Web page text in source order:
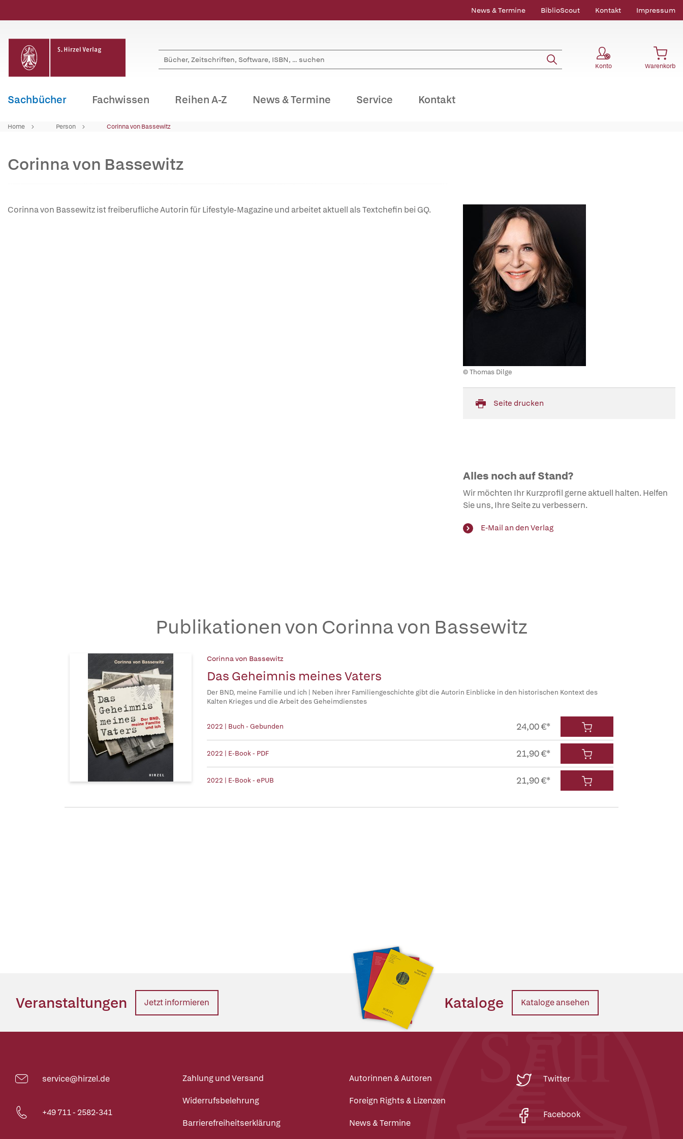
News & Termine BiblioScout Kontakt Impressum
Konto Warenkorb
Sachbücher Fachwissen Reihen A-Z News & Termine Service Kontakt
Home Person Corinna von Bassewitz
Corinna von Bassewitz
Corinna von Bassewitz ist freiberufliche Autorin für Lifestyle-Magazine und arbeitet aktuell als Textchefin bei GQ.
© Thomas Dilge
Seite drucken
Alles noch auf Stand?
Wir möchten Ihr Kurzprofil gerne aktuell halten. Helfen
Sie uns, Ihre Seite zu verbessern.
E-Mail an den Verlag
Publikationen von Corinna von Bassewitz
Corinna von Bassewitz
Das Geheimnis meines Vaters
Der BND, meine Familie und ich | Neben ihrer Familiengeschichte gibt die Autorin Einblicke in den historischen Kontext des
Kalten Krieges und die Arbeit des Geheimdienstes
2022 | Buch - Gebunden 24,00 €*
2022 | E-Book - PDF 21,90 €*
2022 | E-Book - ePUB 21,90 €*
Veranstaltungen Jetzt informieren Kataloge Kataloge ansehen
service@hirzel.de
+49 711 - 2582-341
Zahlung und Versand
Widerrufsbelehrung
Barrierefreiheitserklärung
Autorinnen & Autoren
Foreign Rights & Lizenzen
News & Termine
Twitter
Facebook